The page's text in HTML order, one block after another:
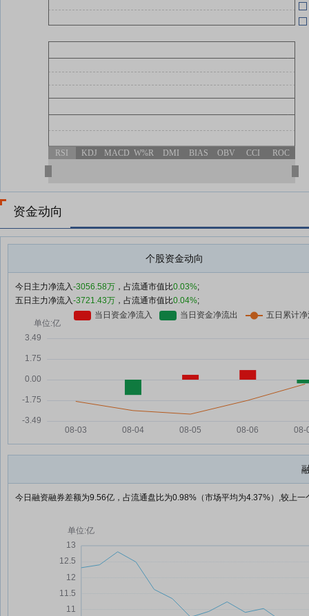
RSI KDJ MACD W%R DMI BIAS OBV CCI ROC
资金动向
个股资金动向
今日主力净流入-3056.58万 ，占流通市值比0.03%;
五日主力净流入-3721.43万 ，占流通市值比0.04%;
今日融资融券差额为9.56亿，占流通盘比为0.98%（市场平均为4.37%）,较上一